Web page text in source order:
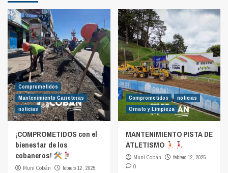
Comprometidos
Mantenimiento Carreteras
noticias
¡COMPROMETIDOS con el
bienestar de los
cobaneros!
Muni Cobán
febrero 12, 2025
Comprometidos
noticias
Ornato y Limpieza
MANTENIMIENTO PISTA DE
ATLETISMO
Muni Cobán
febrero 12, 2025
0